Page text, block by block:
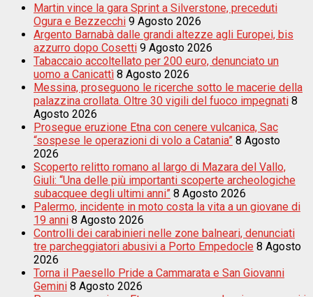
Martin vince la gara Sprint a Silverstone, preceduti
Ogura e Bezzecchi 9 Agosto 2026
Argento Barnabà dalle grandi altezze agli Europei, bis
azzurro dopo Cosetti 9 Agosto 2026
Tabaccaio accoltellato per 200 euro, denunciato un
uomo a Canicattì 8 Agosto 2026
Messina, proseguono le ricerche sotto le macerie della
palazzina crollata. Oltre 30 vigili del fuoco impegnati 8
Agosto 2026
Prosegue eruzione Etna con cenere vulcanica, Sac
“sospese le operazioni di volo a Catania” 8 Agosto
2026
Scoperto relitto romano al largo di Mazara del Vallo,
Giuli: “Una delle più importanti scoperte archeologiche
subacquee degli ultimi anni” 8 Agosto 2026
Palermo, incidente in moto costa la vita a un giovane di
19 anni 8 Agosto 2026
Controlli dei carabinieri nelle zone balneari, denunciati
tre parcheggiatori abusivi a Porto Empedocle 8 Agosto
2026
Torna il Paesello Pride a Cammarata e San Giovanni
Gemini 8 Agosto 2026